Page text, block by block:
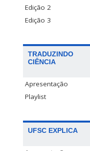
Edição 2
Edição 3
TRADUZINDO
CIÊNCIA
Apresentação
Playlist
UFSC EXPLICA